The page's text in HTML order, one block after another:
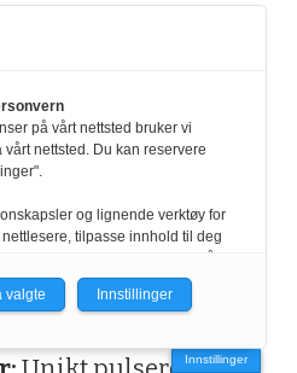
den mest kjente
nemlig
metalltønne som
og lager et
lydbilde i vannet.
og pelagisk (1-4 m)
Innstillinger
på vårt nettsted bruker vi
nettsted. Du kan reservere
og lignende verktøy for
tilpasse innhold til deg
til medlemmene i
fra dine besøk på tvers av
valgte Innstillinger